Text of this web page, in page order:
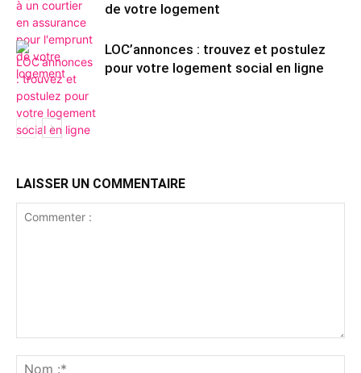
de votre logement
LOC’annonces : trouvez et postulez
pour votre logement social en ligne
LAISSER UN COMMENTAIRE